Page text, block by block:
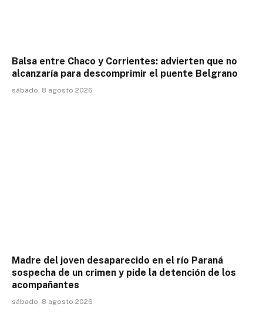
Balsa entre Chaco y Corrientes: advierten que no
alcanzaría para descomprimir el puente Belgrano
sábado, 8 agosto 2026
Madre del joven desaparecido en el río Paraná
sospecha de un crimen y pide la detención de los
acompañantes
sábado, 8 agosto 2026